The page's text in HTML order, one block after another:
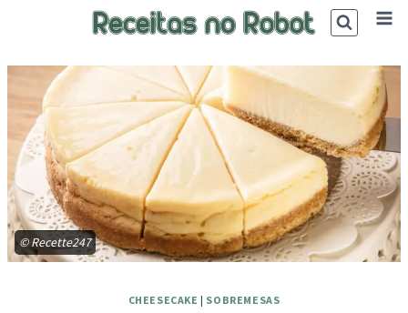
© Recette247
CHEESECAKE | SOBREMESAS